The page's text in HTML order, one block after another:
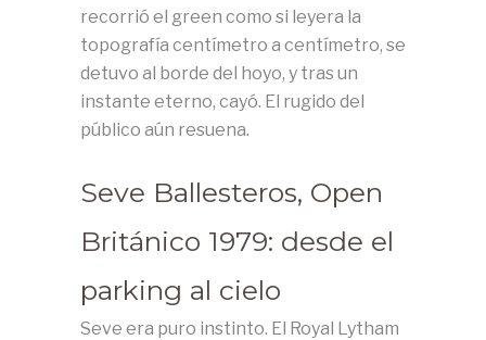
recorrió el green como si leyera la
topografía centímetro a centímetro, se
detuvo al borde del hoyo, y tras un
instante eterno, cayó. El rugido del
público aún resuena.
Seve Ballesteros, Open
Británico 1979: desde el
parking al cielo
Seve era puro instinto. El Royal Lytham